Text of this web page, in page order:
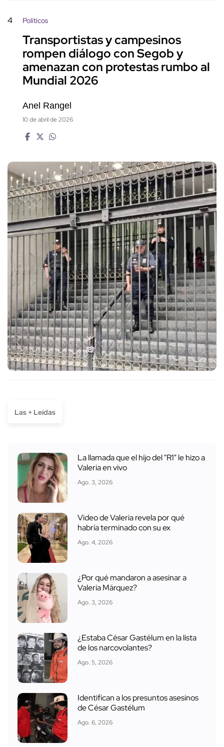
4 Políticos
Transportistas y campesinos
rompen diálogo con Segob y
amenazan con protestas rumbo al
Mundial 2026
Anel Rangel
10 de abril de 2026
Las + Leídas
La llamada que el hijo del "R1" le hizo a
Valeria en vivo
Ago. 3, 2026
Video de Valeria revela por qué
habría terminado con su ex
Ago. 4, 2026
¿Por qué mandaron a asesinar a
Valeria Márquez?
Ago. 3, 2026
¿Estaba César Gastélum en la lista
de los narcovolantes?
Ago. 5, 2026
Identifican a los presuntos asesinos
de César Gastélum
Ago. 6, 2026